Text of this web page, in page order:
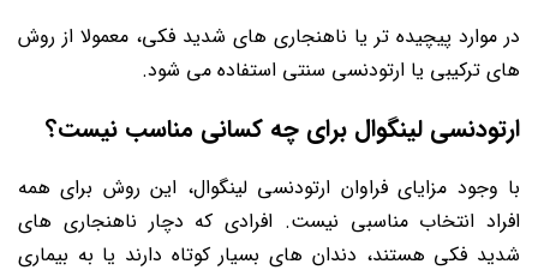
در موارد پیچیده تر یا ناهنجاری های شدید فکی، معمولا از روش
های ترکیبی یا ارتودنسی سنتی استفاده می شود.
ارتودنسی لینگوال برای چه کسانی مناسب نیست؟
با وجود مزایای فراوان ارتودنسی لینگوال، این روش برای همه
افراد انتخاب مناسبی نیست. افرادی که دچار ناهنجاری های
شدید فکی هستند، دندان های بسیار کوتاه دارند یا به بیماری